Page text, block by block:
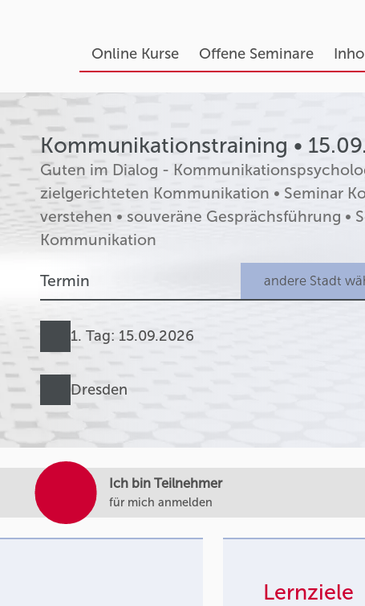
Online Kurse Offene Seminare
Kommunikationstraining •
Guten im Dialog -
zielgerichteten Kommunikation • Seminar
verstehen • souveräne Gesprächsführung •
Kommunikation
Termin
1. Tag: 15.09.2026
Dresden
Lernziele
Ich bin Teilnehmer
für mich anmelden